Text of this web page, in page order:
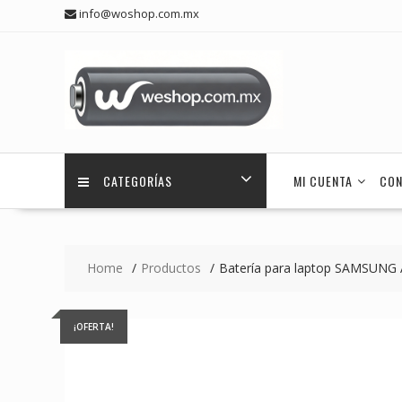
info@woshop.com.mx
CATEGORÍAS MI CUENTA
Home Productos Batería para laptop
¡OFERTA!